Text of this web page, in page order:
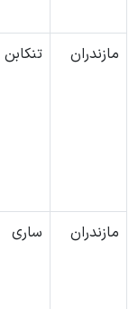
مازندران
تنکابن
مازندران
ساری